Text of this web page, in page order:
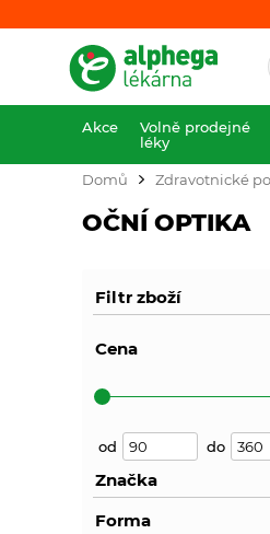
Akce
Volně prodejné
léky
Domů Zdravotnické
OČNÍ OPTIKA
Filtr zboží
Cena
od do
Značka
Forma